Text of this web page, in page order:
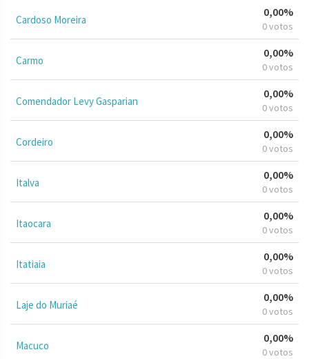
Cardoso Moreira
0,00%
0 votos
Carmo
0,00%
0 votos
Comendador Levy Gasparian
0,00%
0 votos
Cordeiro
0,00%
0 votos
Italva
0,00%
0 votos
Itaocara
0,00%
0 votos
Itatiaia
0,00%
0 votos
Laje do Muriaé
0,00%
0 votos
Macuco
0,00%
0 votos